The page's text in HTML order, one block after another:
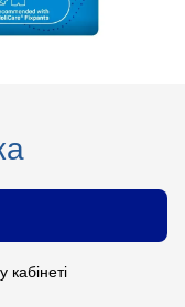
кабінеті